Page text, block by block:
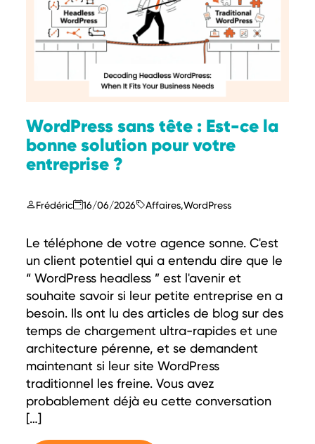
WordPress sans tête : Est-ce la
bonne solution pour votre
entreprise ?
Frédéric 16/06/2026 Affaires,WordPress
Le téléphone de votre agence sonne. C'est
un client potentiel qui a entendu dire que le
“ WordPress headless ” est l'avenir et
souhaite savoir si leur petite entreprise en a
besoin. Ils ont lu des articles de blog sur des
temps de chargement ultra-rapides et une
architecture pérenne, et se demandent
maintenant si leur site WordPress
traditionnel les freine. Vous avez
probablement déjà eu cette conversation
[…]